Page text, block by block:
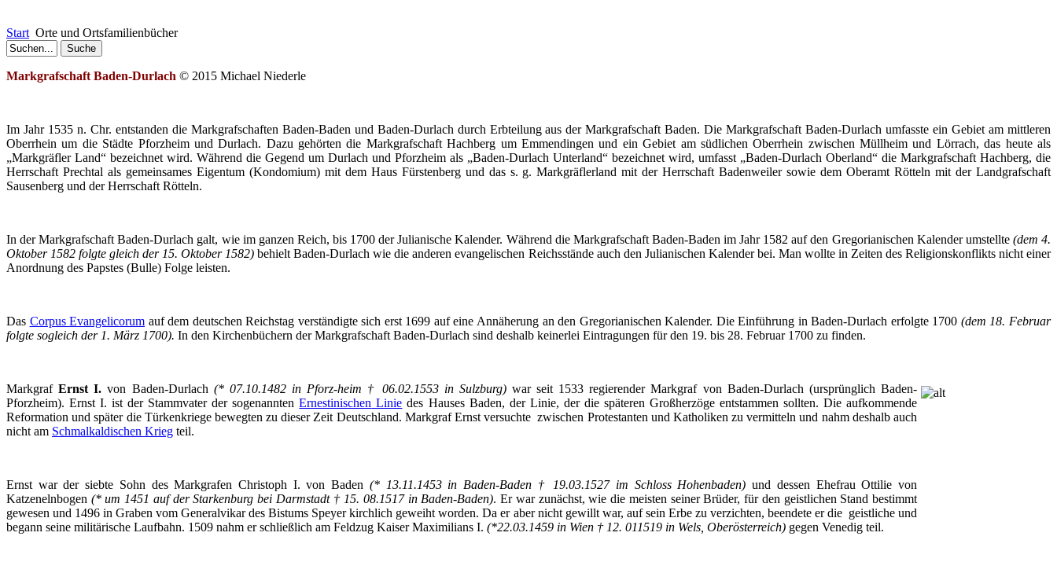
Start Orte und Ortsfamilienbücher
Markgrafschaft Baden-Durlach © 2015 Michael Niederle
Im Jahr 1535 n. Chr. entstanden die Markgrafschaften Baden-Baden und Baden-Durlach durch Erbteilung aus der Markgrafschaft Baden. Die MarkgrafschaftBaden-Durlach umfasste ein Gebiet am mittleren
Oberrhein um die Städte Pforzheim undDurlach. Dazu gehörten die Markgrafschaft Hachberg um Emmendingen und ein Gebiet am südlichen Oberrhein zwischen Müllheim und Lörrach, das heute als
„MarkgräflerLand“ bezeichnet wird. Während die Gegend um Durlach und Pforzheim als „Baden-Durlach Unterland“ bezeichnet wird, umfasst „Baden-Durlach Oberland“ die Markgrafschaft Hachberg, die
Herrschaft Prechtal als gemeinsames Eigentum (Kondomium) mit dem Haus Fürstenberg und das s. g.Markgräflerland mit der Herrschaft Badenweiler sowie dem OberamtRötteln mit der Landgrafschaft
Sausenberg und der Herrschaft Rötteln.
In der MarkgrafschaftBaden-Durlach galt, wie im ganzen Reich, bis 1700 der Julianische Kalender. Während die Markgrafschaft Baden-Baden im Jahr 1582 auf den Gregorianischen Kalender umstellte (dem 4.
Oktober 1582 folgte gleich der 15. Oktober 1582) behieltBaden-Durlach wie die anderen evangelischen Reichsstände auch den Julianischen Kalender bei. Man wollte in Zeiten des Religionskonfliktsnicht einer
Anordnung des Papstes (Bulle) Folge leisten.
Das CorpusEvangelicorum auf dem deutschen Reichstag verständigte sich erst 1699 auf eine Annäherung an den Gregorianischen Kalender. Die Einführung inBaden-Durlach erfolgte 1700 (dem 18. Februar
folgte sogleich der 1. März 1700). In den Kirchenbüchern der Markgrafschaft Baden-Durlach sind deshalb keinerlei Eintragungen für den 19. bis 28. Februar 1700 zu finden.
MarkgrafErnst I.von Baden-Durlach (* 07.10.1482 in Pforz-heim † 06.02.1553 in Sulzburg)war seit 1533 regierender Markgraf von Baden-Durlach (ursprünglich Baden-
Pforzheim). Ernst I. ist der Stammvater der sogenanntenErnestinischen Linie des Hauses Baden, der Linie, der die späteren Großherzöge entstammen sollten. Dieaufkommende
Reformation und später die Türkenkriege bewegten zu dieser Zeit Deutschland. Markgraf Ernst versuchte zwischen Protestanten und Katholiken zu vermitteln und nahm deshalb auch
nicht am Schmalkaldischen Krieg teil.
Ernst war der siebte Sohn des Markgrafen Christoph I. von Baden (* 13.11.1453 in Baden-Baden † 19.03.1527 im Schloss Hohenbaden) und dessen Ehefrau Ottilie von
Katzenelnbogen (* um 1451 auf der Starkenburg bei Darmstadt † 15. 08.1517 in Baden-Baden). Er war zunächst, wie die meisten seiner Brüder, für den geistlichen Stand bestimmt
gewesen und 1496 in Graben vom Generalvikar des Bistums Speyer kirchlich geweiht worden. Da er aber nicht gewillt war, auf sein Erbe zu verzichten, beendete er die geistliche und
begann seine militärische Laufbahn. 1509 nahm er schließlich am Feldzug Kaiser Maximilians I. (*22.03.1459 in Wien † 12. 011519 in Wels, Oberösterreich) gegen Venedig teil.